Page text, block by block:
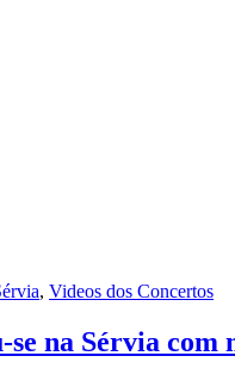
, Videos dos Concertos
na Sérvia com